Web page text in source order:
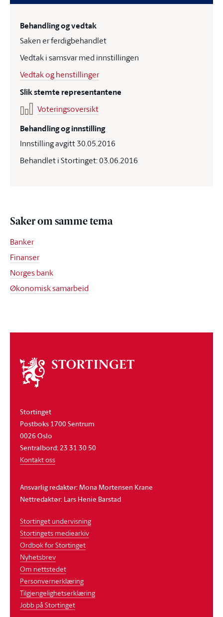
Behandling og vedtak
Saken er ferdigbehandlet
Vedtak i samsvar med innstillingen
Vedtak og henstillinger
Slik stemte representantene
Voteringsoversikt
Behandling og innstilling
Innstilling avgitt 30.05.2016
Behandlet i Stortinget: 03.06.2016
Saker om samme tema
Banker
Finanser
Norges bank
Økonomisk samarbeid
Om
stortinget
Stortinget
Postboks 1700 Sentrum
0026 Oslo
Sentralbord: 23 31 30 50
Kontakt oss
Ansvarlig redaktør: Mona Mortensen Krane
Nettredaktør: Lars Henie Barstad
Stortinget undervisning
Stortingets mediearkiv
Ordbok for Stortinget
Nyhetsbrev
Om nettstedet
Personvernerklæring
Tilgjengelighetserklæring
Jobb på Stortinget